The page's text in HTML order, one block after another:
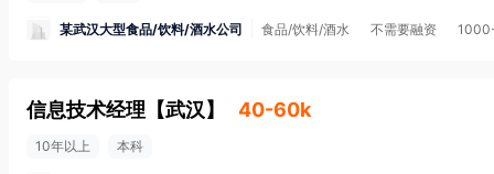
某武汉大型食品/饮料/酒水公司 食品/饮料/酒水 不需要融资
信息技术经理 【武汉 】 40-60k
10年以上 本科